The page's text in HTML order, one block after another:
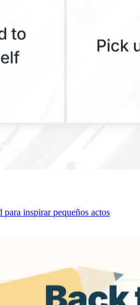
inspirar pequeños actos